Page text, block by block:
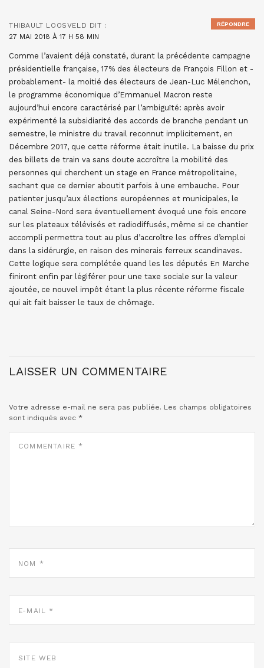
THIBAULT LOOSVELD DIT :
27 MAI 2018 À 17 H 58 MIN
Comme l’avaient déjà constaté, durant la précédente campagne
présidentielle française, 17% des électeurs de François Fillon et -
probablement- la moitié des électeurs de Jean-Luc Mélenchon,
le programme économique d’Emmanuel Macron reste
aujourd’hui encore caractérisé par l’ambiguïté: après avoir
expérimenté la subsidiarité des accords de branche pendant un
semestre, le ministre du travail reconnut implicitement, en
Décembre 2017, que cette réforme était inutile. La baisse du prix
des billets de train va sans doute accroître la mobilité des
personnes qui cherchent un stage en France métropolitaine,
sachant que ce dernier aboutit parfois à une embauche. Pour
patienter jusqu’aux élections européennes et municipales, le
canal Seine-Nord sera éventuellement évoqué une fois encore
sur les plateaux télévisés et radiodiffusés, même si ce chantier
accompli permettra tout au plus d’accroître les offres d’emploi
dans la sidérurgie, en raison des minerais ferreux scandinaves.
Cette logique sera complétée quand les les députés En Marche
finiront enfin par légiférer pour une taxe sociale sur la valeur
ajoutée, ce nouvel impôt étant la plus récente réforme fiscale
qui ait fait baisser le taux de chômage.
RÉPONDRE
LAISSER UN COMMENTAIRE
Votre adresse e-mail ne sera pas publiée. Les champs obligatoires
sont indiqués avec *
MAIL
WEB